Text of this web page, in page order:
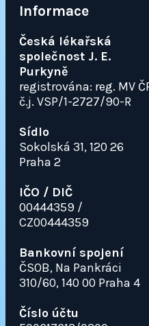
Informace
Česká lékařská
společnost J. E.
Purkyně
registrována: reg. MV
č.j. VSP/1-2727/90-R
Sídlo
Sokolská 31, 120 26
Praha 2
IČO / DIČ
00444359 /
CZ00444359
Bankovní spojení
ČSOB, Na Pankráci
310/60, 140 00 Praha 4
Číslo účtu